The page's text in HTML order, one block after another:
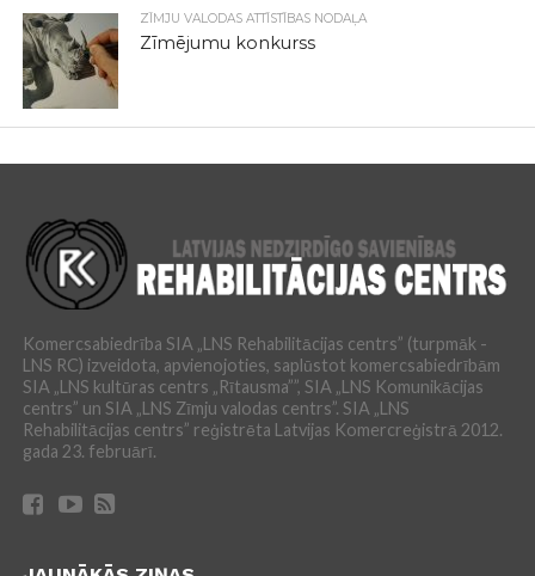
ZĪMJU VALODAS ATTĪSTĪBAS NODAĻA
Zīmējumu konkurss
Komercsabiedrība SIA „LNS Rehabilitācijas centrs” (turpmāk -
LNS RC) izveidota, apvienojoties, saplūstot komercsabiedrībām
SIA „LNS kultūras centrs „Rītausma””, SIA „LNS Komunikācijas
centrs” un SIA „LNS Zīmju valodas centrs”. SIA „LNS
Rehabilitācijas centrs” reģistrēta Latvijas Komercreģistrā 2012.
gada 23. februārī.